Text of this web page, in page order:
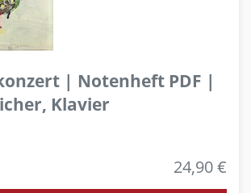
| Notenheft PDF |
Klavier
24,90 €